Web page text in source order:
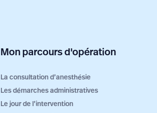
Mon parcours d'opération
La consultation d’anesthésie
Les démarches administratives
Le jour de l’intervention